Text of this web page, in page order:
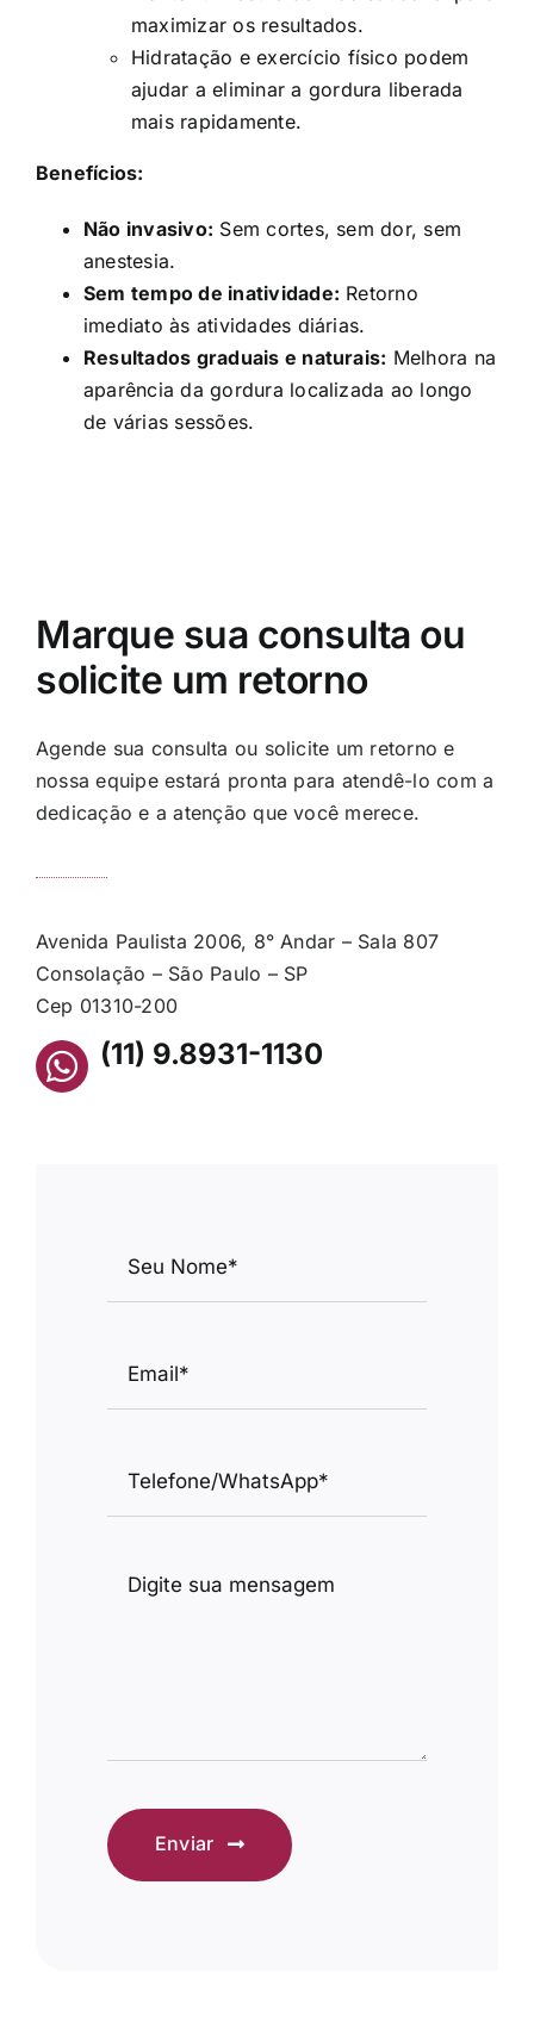
maximizar os resultados.
Hidratação e exercício físico podem
ajudar a eliminar a gordura liberada
mais rapidamente.
Benefícios:
Não invasivo: Sem cortes, sem dor, sem
anestesia.
Sem tempo de inatividade: Retorno
imediato às atividades diárias.
Resultados graduais e naturais: Melhora na
aparência da gordura localizada ao longo
de várias sessões.
Marque sua consulta ou
solicite um retorno
Agende sua consulta ou solicite um retorno e
nossa equipe estará pronta para atendê-lo com a
dedicação e a atenção que você merece.
Avenida Paulista 2006, 8° Andar – Sala 807
Consolação – São Paulo – SP
Cep 01310-200
(11) 9.8931-1130
Enviar